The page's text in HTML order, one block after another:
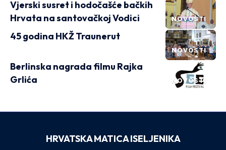
NOVOSTI
Vjerski susret i hodočašće bačkih
Hrvata na santovačkoj Vodici
NOVOSTI
45 godina HKŽ Traunerut
NOVOSTI
Berlinska nagrada filmu Rajka
Grlića
HRVATSKA MATICA ISELJENIKA